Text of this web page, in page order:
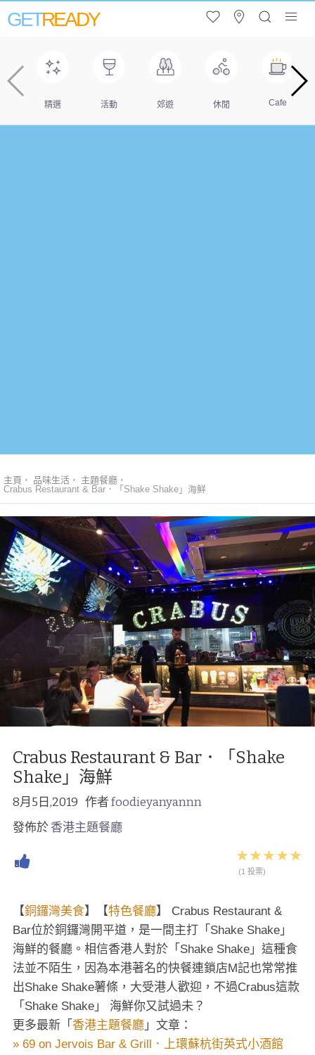
GETREADY
精選 活動 郊遊 休閒 Cafe
主頁 品味生活
主題餐廳
Crabus Restaurant & Bar．「Shake Shake」海鮮
Crabus Restaurant & Bar．「Shake
Shake」海鮮
8月5日,2019 作者foodieyanyannn
發佈於香港主題餐廳
(1 投票)
【銅鑼灣美食】【特色餐廳】 Crabus Restaurant &
Bar位於銅鑼灣開平道，是一間主打「Shake Shake」
海鮮的餐廳。相信香港人對於「Shake Shake」這種食
法並不陌生，因為本港著名的快餐連鎖店M記也常常推
出Shake Shake薯條，大受港人歡迎，不過Crabus這款
「Shake Shake」 海鮮你又試過未？
更多最新「 香港主題餐廳 」文章：
» 69 on Jervois Bar & Grill．上環蘇杭街英式小酒館